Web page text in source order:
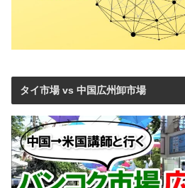
タイ市場 vs 中国広州卸市場